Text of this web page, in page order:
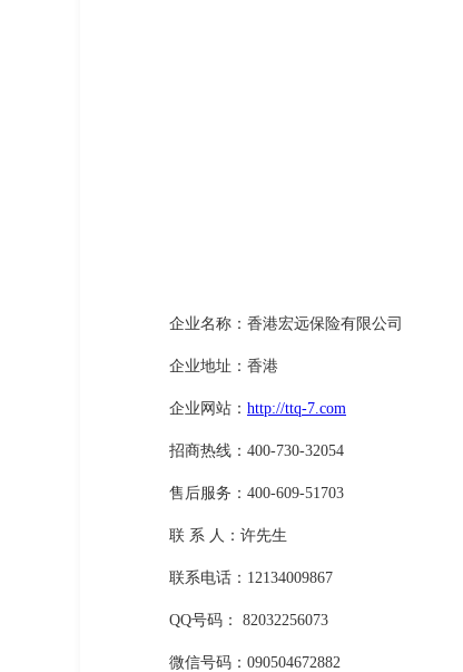
企业名称：香港宏远保险有限公司
企业地址：香港
企业网站： http://ttq-7.com
招商热线：400-730-32054
售后服务：400-609-51703
联 系 人：许先生
联系电话：12134009867
QQ号码： 82032256073
微信号码：090504672882